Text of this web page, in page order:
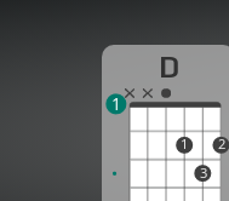
D
1
3
2
1